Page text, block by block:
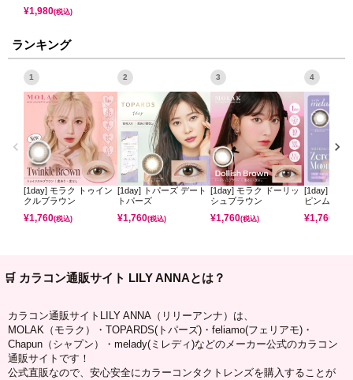
¥1,980(税込)
ランキング
1
[1day] モラク トゥイン
クルブラウン
¥1,760(税込)
2
[1day] トパーズ デート
トパーズ
¥1,760(税込)
3
[1day] モラク ドーリッ
シュブラウン
¥1,760(税込)
4
[1day] ミレ
ピンムーン
¥1,760
🛒 カラコン通販サイト LILY ANNAとは？
カラコン通販サイトLILY ANNA（リリーアンナ）は、
MOLAK（モラク）・TOPARDS(トパーズ)・feliamo(フェリアモ)・
Chapun（シャプン）・melady(ミレディ)などのメーカー公式のカラコン
通販サイトです！
公式直販なので、安心安全にカラーコンタクトレンズを購入することが